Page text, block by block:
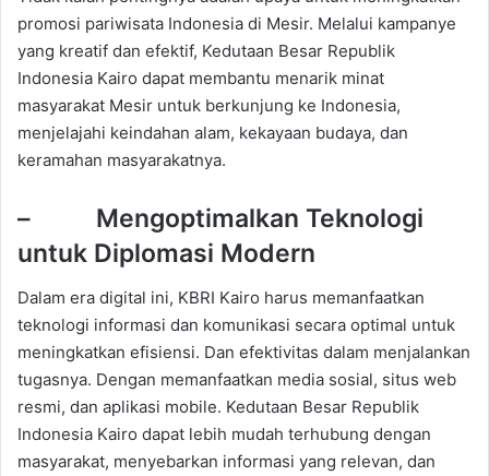
promosi pariwisata Indonesia di Mesir. Melalui kampanye
yang kreatif dan efektif, Kedutaan Besar Republik
Indonesia Kairo dapat membantu menarik minat
masyarakat Mesir untuk berkunjung ke Indonesia,
menjelajahi keindahan alam, kekayaan budaya, dan
keramahan masyarakatnya.
– Mengoptimalkan Teknologi
untuk Diplomasi Modern
Dalam era digital ini, KBRI Kairo harus memanfaatkan
teknologi informasi dan komunikasi secara optimal untuk
meningkatkan efisiensi. Dan efektivitas dalam menjalankan
tugasnya. Dengan memanfaatkan media sosial, situs web
resmi, dan aplikasi mobile. Kedutaan Besar Republik
Indonesia Kairo dapat lebih mudah terhubung dengan
masyarakat, menyebarkan informasi yang relevan, dan